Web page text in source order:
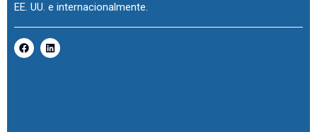
EE. UU. e internacionalmente.